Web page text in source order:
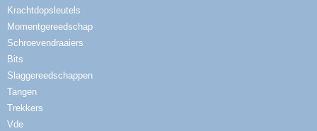
Krachtdopsleutels
Momentgereedschap
Schroevendraaiers
Bits
Slaggereedschappen
Tangen
Trekkers
Vde